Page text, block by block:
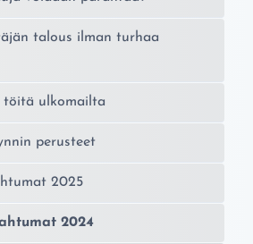
talous ilman turhaa
töitä ulkomailta
perusteet
2025
2024